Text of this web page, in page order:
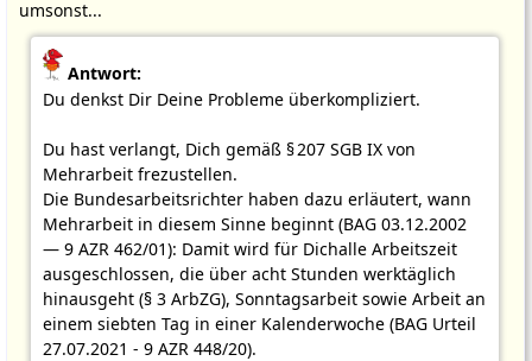
umsonst...
Antwort:
Du denkst Dir Deine Probleme überkompliziert.
Du hast verlangt, Dich gemäß § 207 SGB IX von
Mehrarbeit frezustellen.
Die Bundesarbeitsrichter haben dazu erläutert, wann
Mehrarbeit in diesem Sinne beginnt (BAG 03.12.2002
— 9 AZR 462/01): Damit wird für Dichalle Arbeitszeit
ausgeschlossen, die über acht Stunden werktäglich
hinausgeht (§ 3 ArbZG), Sonntagsarbeit sowie Arbeit an
einem siebten Tag in einer Kalenderwoche (BAG Urteil
27.07.2021 - 9 AZR 448/20).